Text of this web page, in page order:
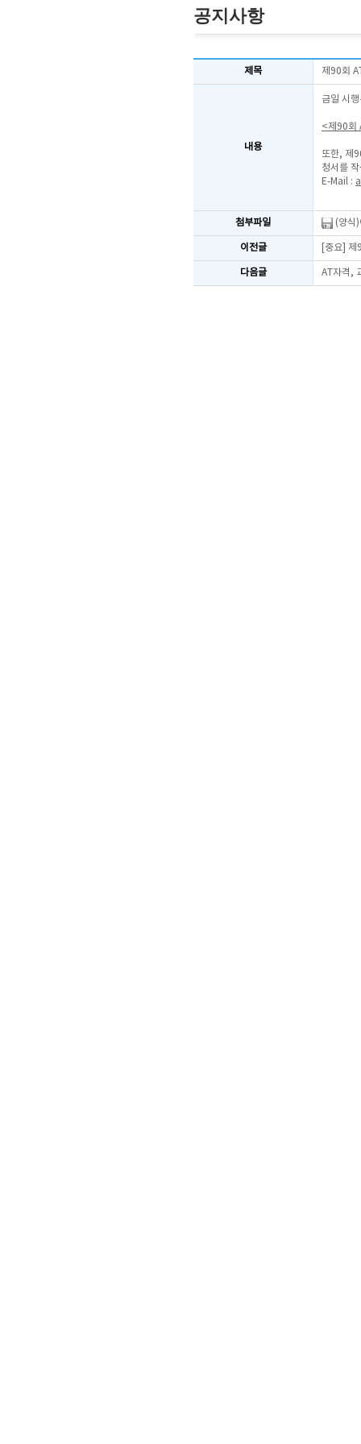
공지사항
제목 제90회
내용
금일 시
<제90회
또한, 제
청서를
E-Mail :
첨부파일 (양식
이전글 [중요]
다음글 AT자격,